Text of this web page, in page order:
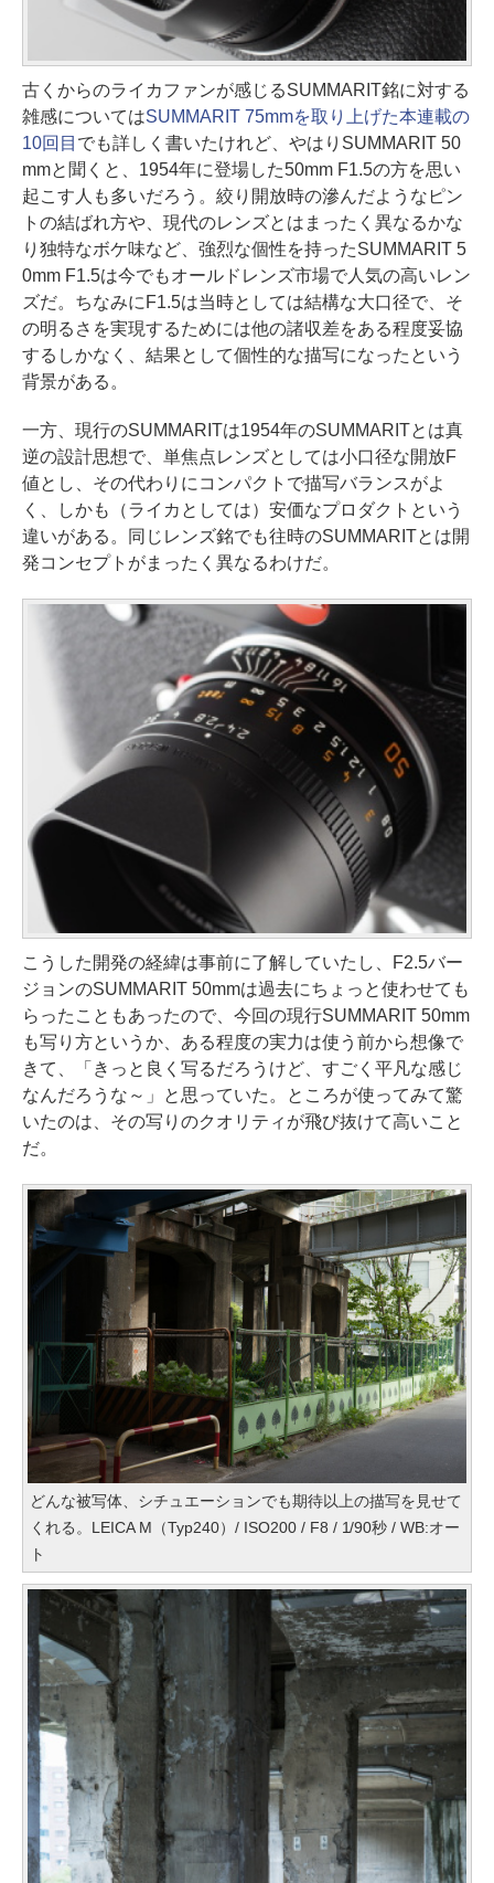
古くからのライカファンが感じるSUMMARIT銘に対する
雑感についてはSUMMARIT 75mmを取り上げた本連載の
10回目 でも詳しく書いたけれど、やはりSUMMARIT 50
mmと聞くと、1954年に登場した50mm F1.5の方を思い
起こす人も多いだろう。絞り開放時の滲んだようなピン
トの結ばれ方や、現代のレンズとはまったく異なるかな
り独特なボケ味など、強烈な個性を持ったSUMMARIT 5
0mm F1.5は今でもオールドレンズ市場で人気の高いレン
ズだ。ちなみにF1.5は当時としては結構な大口径で、そ
の明るさを実現するためには他の諸収差をある程度妥協
するしかなく、結果として個性的な描写になったという
背景がある。
一方、現行のSUMMARITは1954年のSUMMARITとは真
逆の設計思想で、単焦点レンズとしては小口径な開放F
値とし、その代わりにコンパクトで描写バランスがよ
く、しかも（ライカとしては）安価なプロダクトという
違いがある。同じレンズ銘でも往時のSUMMARITとは開
発コンセプトがまったく異なるわけだ。
こうした開発の経緯は事前に了解していたし、F2.5バー
ジョンのSUMMARIT 50mmは過去にちょっと使わせても
らったこともあったので、今回の現行SUMMARIT 50mm
も写り方というか、ある程度の実力は使う前から想像で
きて、「きっと良く写るだろうけど、すごく平凡な感じ
なんだろうな～」と思っていた。ところが使ってみて驚
いたのは、その写りのクオリティが飛び抜けて高いこと
だ。
どんな被写体、シチュエーションでも期待以上の描写を見せて
くれる。LEICA M（Typ240）/ ISO200 / F8 / 1/90秒 / WB:オー
ト